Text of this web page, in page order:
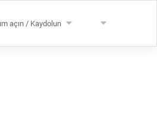
açın / Kaydolun